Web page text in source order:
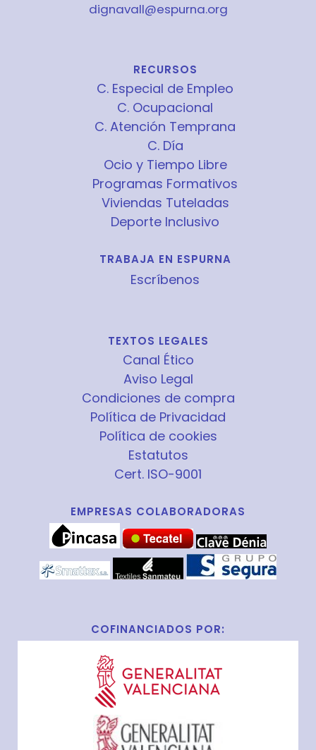
dignavall@espurna.org
RECURSOS
C. Especial de Empleo
C. Ocupacional
C. Atención Temprana
C. Día
Ocio y Tiempo Libre
Programas Formativos
Viviendas Tuteladas
Deporte Inclusivo
TRABAJA EN ESPURNA
Escríbenos
TEXTOS LEGALES
Canal Ético
Aviso Legal
Condiciones de compra
Política de Privacidad
Política de cookies
Estatutos
Cert. ISO-9001
EMPRESAS COLABORADORAS
COFINANCIADOS POR: